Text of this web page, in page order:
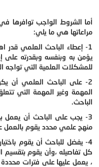
أما الشروط الواجب توافرها
مراعاتها هي ما يلي:
1- إعطاء الباحث العلمي
يؤمن به وبنفسه وبقدرته على
للمشكلات العلمية التي تواجه
2- على الباحث العلمي أن
المهمة وغير المهمة التي
الباحث.
3- يجب على الباحث أن يعمل
منهج علمي محدد يقوم
4- يفضل للباحث أن يقوم
كل تفاصيله ،وأن يقوم بتقسيم
، يعمل عليها على فترات